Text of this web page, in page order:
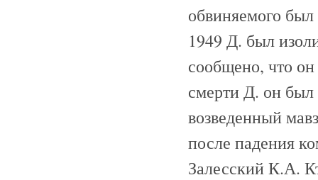
обвиняемого
1949 Д. был
сообщено, что
смерти Д. он
возведенный
после падения
Залесский К.А.